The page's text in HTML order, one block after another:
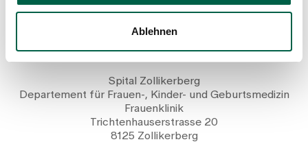
Ablehnen
Dr. med. Eduard Vlajkovic
Spital Zollikerberg
Departement für Frauen-, Kinder- und Geburtsmedizin
Frauenklinik
Trichtenhauserstrasse 20
8125 Zollikerberg